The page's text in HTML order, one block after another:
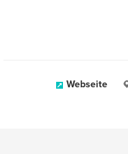
Webseite